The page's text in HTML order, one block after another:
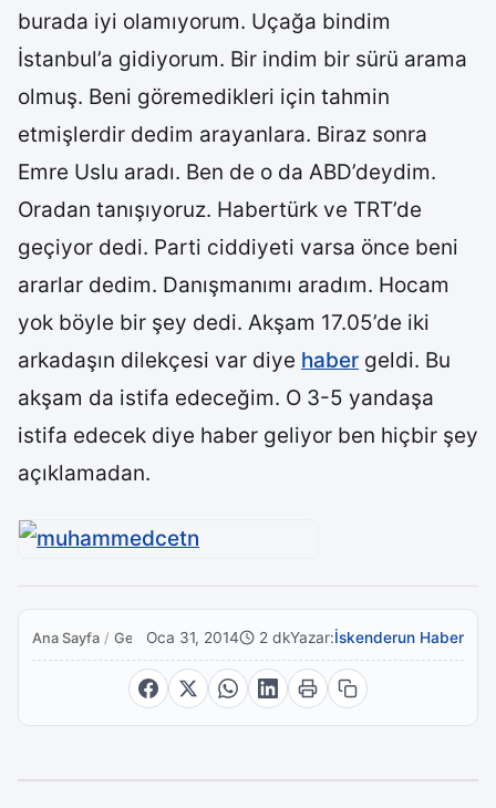
burada iyi olamıyorum. Uçağa bindim
İstanbul’a gidiyorum. Bir indim bir sürü arama
olmuş. Beni göremedikleri için tahmin
etmişlerdir dedim arayanlara. Biraz sonra
Emre Uslu aradı. Ben de o da ABD’deydim.
Oradan tanışıyoruz. Habertürk ve TRT’de
geçiyor dedi. Parti ciddiyeti varsa önce beni
ararlar dedim. Danışmanımı aradım. Hocam
yok böyle bir şey dedi. Akşam 17.05’de iki
arkadaşın dilekçesi var diye haber geldi. Bu
akşam da istifa edeceğim. O 3-5 yandaşa
istifa edecek diye haber geliyor ben hiçbir şey
açıklamadan.
Ana Sayfa / GenelOca 31, 2014 2 dkYazar:İskenderun Haber